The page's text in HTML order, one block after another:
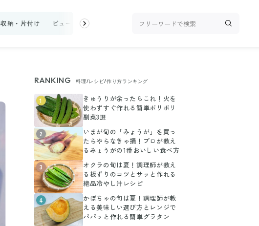
収納・片付け ビューティ スーパー 料理レシピ 話題
RANKING 料理/レシピ/作り方ランキング
1
きゅうりが余ったらこれ！火を
使わずすぐ作れる簡単ポリポリ
副菜3選
2
いまが旬の「みょうが」を買っ
たらやらなきゃ損！プロが教え
るみょうがの1番おいしい食べ方
3
オクラの旬は夏！調理師が教え
る板ずりのコツとサッと作れる
絶品冷やし汁レシピ
4
かぼちゃの旬は夏！調理師が教
える美味しい選び方とレンジで
パパッと作れる簡単グラタン